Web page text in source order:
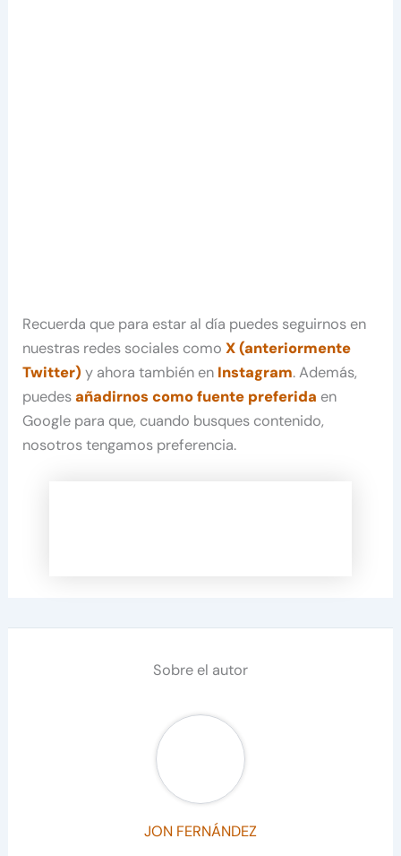
Recuerda que para estar al día puedes seguirnos en
nuestras redes sociales comoX (anteriormente
Twitter) y ahora también en Instagram. Además,
puedesañadirnos como fuente preferida en
Google para que, cuando busques contenido,
nosotros tengamos preferencia.
Sobre el autor
JON FERNÁNDEZ